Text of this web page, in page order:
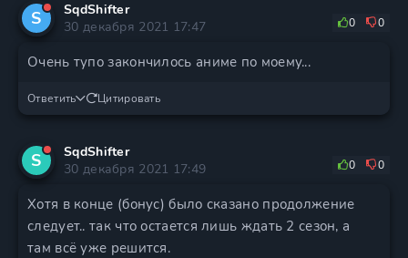
S
SqdShifter
30 декабря 2021 17:47
0 0
Очень тупо закончилось аниме по моему...
Ответить Цитировать
S
SqdShifter
30 декабря 2021 17:49
0 0
Хотя в конце (бонус) было сказано продолжение
следует.. так что остается лишь ждать 2 сезон, а
там всё уже решится.